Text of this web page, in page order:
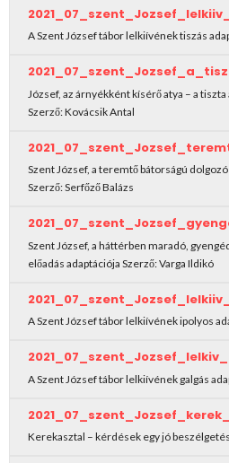
A Szent József tábor lelkiívének tiszás
József, az árnyékként kísérő atya – a
Szerző: Kovácsik Antal
Szent József, a teremtő bátorságú dolgozó
Szerző: Serfőző Balázs
Szent József, a háttérben maradó,
előadás adaptációja Szerző: Varga Ildikó
A Szent József tábor lelkiívének ipolyos
A Szent József tábor lelkiívének galgás
Kerekasztal – kérdések egy jó